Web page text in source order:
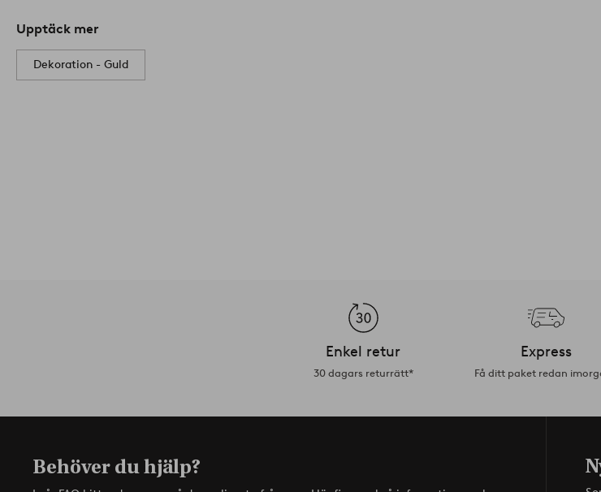
Upptäck mer
Dekoration - Guld
Enkel retur
30 dagars returrätt*
Express
Få ditt paket redan
Behöver du hjälp?